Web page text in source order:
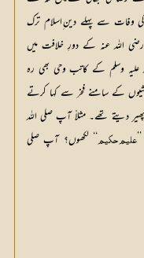
تھے کہ وہ نبی صلی اللہ علیہ وسلم کو جس طرف چاہتے پھیر دیتے تھے۔ مثلاً آپ صلی اللہ
علیم حکیم